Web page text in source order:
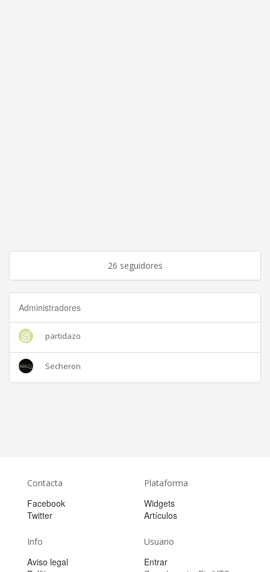
26 seguidores
Administradores
partidazo
Secheron
Contacta
Facebook
Twitter
Plataforma
Widgets
Artículos
Info
Aviso legal
Usuario
Entrar